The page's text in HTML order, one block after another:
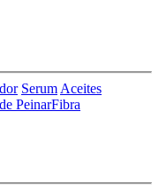
Serum Aceites
PeinarFibra